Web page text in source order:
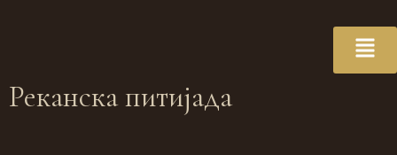
Реканска питијада